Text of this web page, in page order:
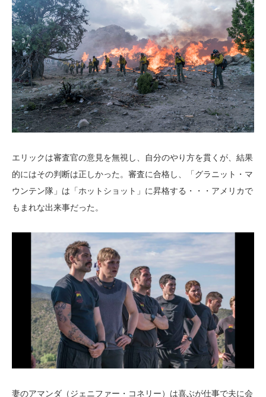
エリックは審査官の意見を無視し、自分のやり方を貫くが、結果
的にはその判断は正しかった。審査に合格し、「グラニット・マ
ウンテン隊」は「ホットショット」に昇格する・・・アメリカで
もまれな出来事だった。
妻のアマンダ（ジェニファー・コネリー）は喜ぶが仕事で夫に会